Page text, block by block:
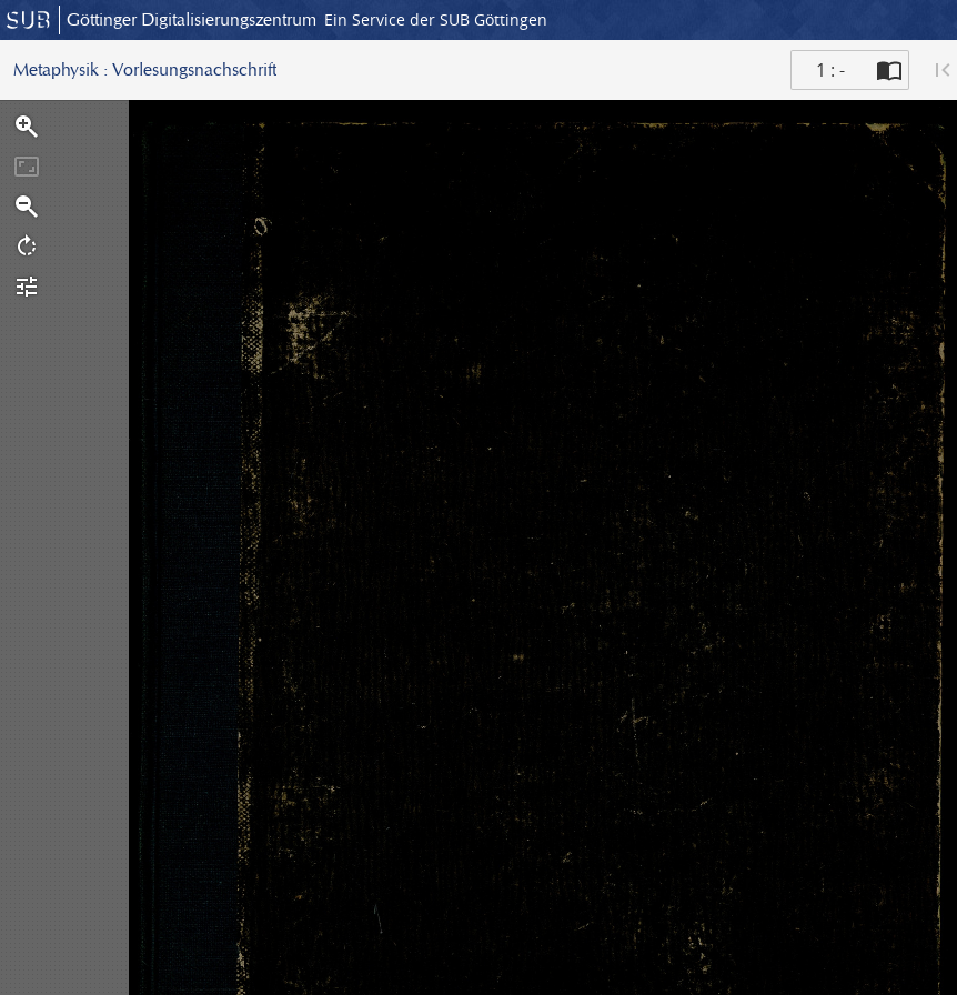
Göttinger Digitalisierungszentrum Ein Service der SUB Göttingen
Metaphysik : Vorlesungsnachschrift 1 : -